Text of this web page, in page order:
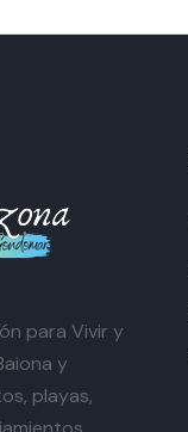
para Vivir y
y
playas,